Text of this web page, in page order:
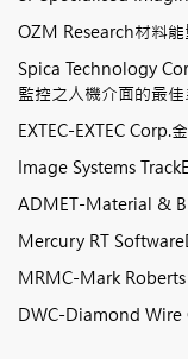
OZM Research材料
Spica Technology
監控之人機介面的最
EXTEC-EXTEC Corp.
Image Systems
ADMET-Material &
Mercury RT
MRMC-Mark
DWC-Diamond Wire